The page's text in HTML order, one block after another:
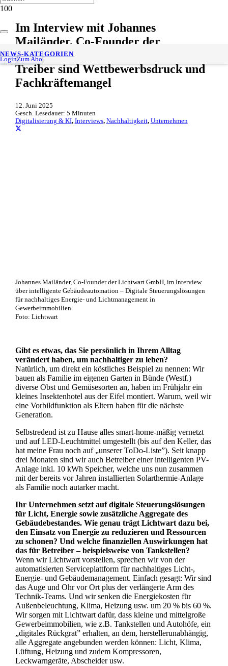
LoginZum Abo
NEWS-KATEGORIEN
Im Interview mit Johannes
Mailänder, Co-Founder der
Lichtwart GmbH: Die größten
Treiber sind Wettbewerbsdruck und
Fachkräftemangel
12. Juni 2025
Gesch. Lesedauer: 5 Minuten
Digitalisierung & KI, Interviews, Nachhaltigkeit, Unternehmen
Johannes Mailänder, Co-Founder der Lichtwart GmbH, im Interview
über intelligente Gebäudeautomation – Digitale Steuerungslösungen
für nachhaltiges Energie- und Lichtmanagement in
Gewerbeimmobilien.
Foto: Lichtwart
Gibt es etwas, das Sie persönlich in Ihrem Alltag
verändert haben, um nachhaltiger zu leben?
Natürlich, um direkt ein köstliches Beispiel zu nennen: Wir
bauen als Familie im eigenen Garten in Bünde (Westf.)
diverse Obst und Gemüsesorten an, haben im Frühjahr ein
kleines Insektenhotel aus der Eifel montiert. Warum, weil wir
eine Vorbildfunktion als Eltern haben für die nächste
Generation.
Selbstredend ist zu Hause alles smart-home-mäßig vernetzt
und auf LED-Leuchtmittel umgestellt (bis auf den Keller, das
hat meine Frau noch auf „unserer ToDo-Liste”). Seit knapp
drei Monaten sind wir auch Betreiber einer intelligenten PV-
Anlage inkl. 10 kWh Speicher, welche uns nun zusammen
mit der bereits vor Jahren installierten Solarthermie-Anlage
als Familie noch autarker macht.
Ihr Unternehmen setzt auf digitale Steuerungslösungen
für Licht, Energie sowie zusätzliche Aggregate des
Gebäudebestandes. Wie genau trägt Lichtwart dazu bei,
den Einsatz von Energie zu reduzieren und Ressourcen
zu schonen? Und welche finanziellen Auswirkungen hat
das für Betreiber – beispielsweise von Tankstellen?
Wenn wir Lichtwart vorstellen, sprechen wir von der
automatisierten Serviceplattform für nachhaltiges Licht-,
Energie- und Gebäudemanagement. Einfach gesagt: Wir sind
das Auge und Ohr vor Ort plus der verlängerte Arm des
Technik-Teams. Und wir senken die Energiekosten für
Außenbeleuchtung, Klima, Heizung usw. um 20 % bis 60 %.
Wir sorgen mit Lichtwart dafür, dass kleine und mittelgroße
Gewerbeimmobilien, wie z.B. Tankstellen und Autohöfe, ein
„digitales Rückgrat” erhalten, an dem, herstellerunabhängig,
alle Aggregate angebunden werden können: Licht, Klima,
Lüftung, Heizung und zudem Kompressoren,
Leckwarngeräte, Abscheider usw.